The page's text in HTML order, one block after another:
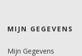
MIJN GEGEVENS
Mijn Gegevens